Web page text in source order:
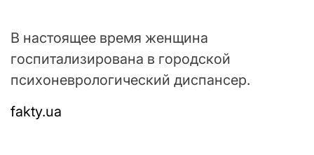
В настоящее время женщина
госпитализирована в городской
психоневрологический диспансер.
fakty.ua